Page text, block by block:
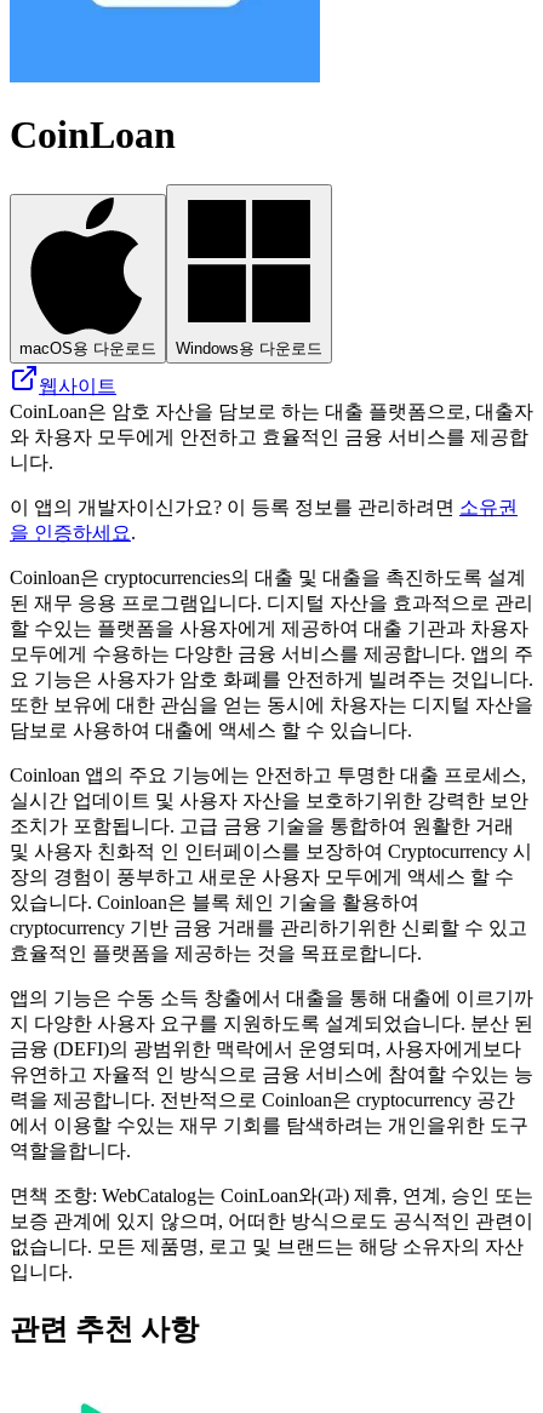
CoinLoan
macOS용 다운로드 Windows용 다운로드
웹사이트
CoinLoan은 암호 자산을 담보로 하는 대출 플랫폼으로, 대출자
와 차용자 모두에게 안전하고 효율적인 금융 서비스를 제공합
니다.
이 앱의 개발자이신가요? 이 등록 정보를 관리하려면 소유권
을 인증하세요.
Coinloan은 cryptocurrencies의 대출 및 대출을 촉진하도록 설계
된 재무 응용 프로그램입니다. 디지털 자산을 효과적으로 관리
할 수있는 플랫폼을 사용자에게 제공하여 대출 기관과 차용자
모두에게 수용하는 다양한 금융 서비스를 제공합니다. 앱의 주
요 기능은 사용자가 암호 화폐를 안전하게 빌려주는 것입니다.
또한 보유에 대한 관심을 얻는 동시에 차용자는 디지털 자산을
담보로 사용하여 대출에 액세스 할 수 있습니다.
Coinloan 앱의 주요 기능에는 안전하고 투명한 대출 프로세스,
실시간 업데이트 및 사용자 자산을 보호하기위한 강력한 보안
조치가 포함됩니다. 고급 금융 기술을 통합하여 원활한 거래
및 사용자 친화적 인 인터페이스를 보장하여 Cryptocurrency 시
장의 경험이 풍부하고 새로운 사용자 모두에게 액세스 할 수
있습니다. Coinloan은 블록 체인 기술을 활용하여
cryptocurrency 기반 금융 거래를 관리하기위한 신뢰할 수 있고
효율적인 플랫폼을 제공하는 것을 목표로합니다.
앱의 기능은 수동 소득 창출에서 대출을 통해 대출에 이르기까
지 다양한 사용자 요구를 지원하도록 설계되었습니다. 분산 된
금융 (DEFI)의 광범위한 맥락에서 운영되며, 사용자에게보다
유연하고 자율적 인 방식으로 금융 서비스에 참여할 수있는 능
력을 제공합니다. 전반적으로 Coinloan은 cryptocurrency 공간
에서 이용할 수있는 재무 기회를 탐색하려는 개인을위한 도구
역할을합니다.
면책 조항: WebCatalog는 CoinLoan와(과) 제휴, 연계, 승인 또는
보증 관계에 있지 않으며, 어떠한 방식으로도 공식적인 관련이
없습니다. 모든 제품명, 로고 및 브랜드는 해당 소유자의 자산
입니다.
관련 추천 사항